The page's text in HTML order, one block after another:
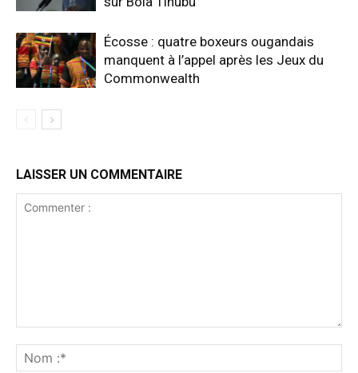
Écosse : quatre boxeurs ougandais
manquent à l’appel après les Jeux du
Commonwealth
LAISSER UN COMMENTAIRE